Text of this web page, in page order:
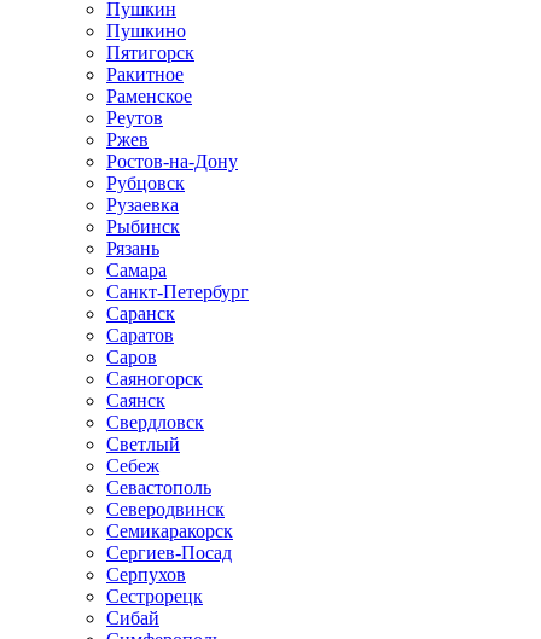
Пушкин
Пушкино
Пятигорск
Ракитное
Раменское
Реутов
Ржев
Ростов-на-Дону
Рубцовск
Рузаевка
Рыбинск
Рязань
Самара
Санкт-Петербург
Саранск
Саратов
Саров
Саяногорск
Саянск
Свердловск
Светлый
Себеж
Севастополь
Северодвинск
Семикаракорск
Сергиев-Посад
Серпухов
Сестрорецк
Сибай